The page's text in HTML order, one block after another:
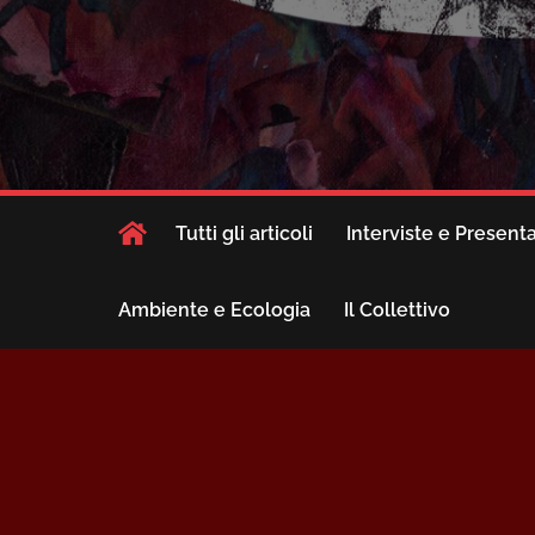
Tutti gli articoli Interviste e
Ambiente e Ecologia Il Collettivo